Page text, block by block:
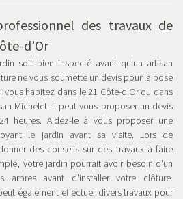
des travaux de
d’Or
soit bien inspecté avant qu'un artisan
ne vous soumette un devis pour la pose
habitez dans le 21 Côte-d’Or ou dans
Michelet. Il peut vous proposer un devis
heures. Aidez-le à vous proposer une
le jardin avant sa visite. Lors de
des conseils sur des travaux à faire
votre jardin pourrait avoir besoin d'un
arbres avant d'installer votre clôture.
également effectuer divers travaux pour